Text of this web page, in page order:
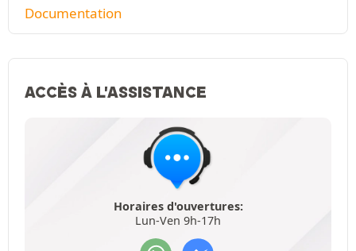
Documentation
ACCÈS À L'ASSISTANCE
Horaires d'ouvertures:
Lun-Ven 9h-17h